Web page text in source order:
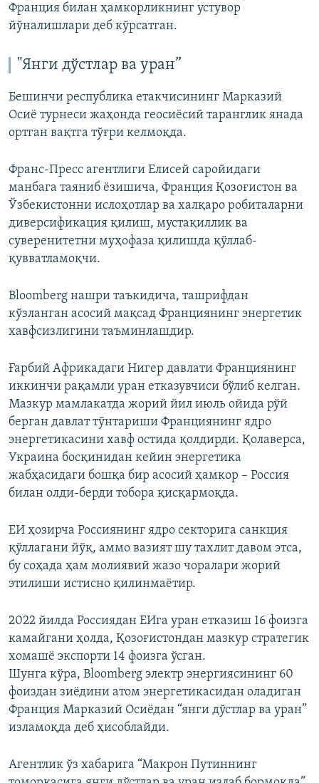
Франция билан ҳамкорликнинг устувор
йўналишлари деб кўрсатган.
"Янги дўстлар ва уран”
Бешинчи республика етакчисининг Марказий
Осиё турнеси жаҳонда геосиёсий таранглик янада
ортган вақтга тўғри келмоқда.
Франс-Пресс агентлиги Елисей саройидаги
манбага таяниб ёзишича, Франция Қозоғистон ва
Ўзбекистонни ислоҳотлар ва халқаро робиталарни
диверсификация қилиш, мустақиллик ва
суверенитетни муҳофаза қилишда қўллаб-
қувватламоқчи.
Bloomberg нашри таъкидича, ташрифдан
кўзланган асосий мақсад Франциянинг энергетик
хавфсизлигини таъминлашдир.
Ғарбий Африкадаги Нигер давлати Франциянинг
иккинчи рақамли уран етказувчиси бўлиб келган.
Мазкур мамлакатда жорий йил июль ойида рўй
берган давлат тўнтариши Франциянинг ядро
энергетикасини хавф остида қолдирди. Қолаверса,
Украина босқинидан кейин энергетика
жабҳасидаги бошқа бир асосий ҳамкор – Россия
билан олди-берди тобора қисқармоқда.
ЕИ ҳозирча Россиянинг ядро секторига санкция
қўллагани йўқ, аммо вазият шу тахлит давом этса,
бу соҳада ҳам молиявий жазо чоралари жорий
этилиши истисно қилинмаётир.
2022 йилда Россиядан ЕИга уран етказиш 16 фоизга
камайгани ҳолда, Қозоғистондан мазкур стратегик
хомашё экспорти 14 фоизга ўсган.
Шунга кўра, Bloomberg электр энергиясининг 60
фоиздан зиёдини атом энергетикасидан оладиган
Франция Марказий Осиёдан “янги дўстлар ва уран”
изламоқда деб ҳисоблайди.
Агентлик ўз хабарига “Макрон Путиннинг